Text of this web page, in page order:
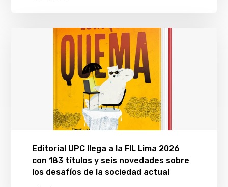
Editorial UPC llega a la FIL Lima 2026
con 183 títulos y seis novedades sobre
los desafíos de la sociedad actual